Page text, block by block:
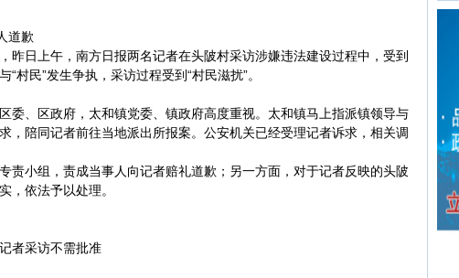
道歉
日上午，南方日报两名记者在头陂村采访涉嫌违法建设过程中，受到
村民”发生争执，采访过程受到“村民滋扰”。
、区政府，太和镇党委、镇政府高度重视。太和镇马上指派镇领导与
，陪同记者前往当地派出所报案。公安机关已经受理记者诉求，相关调
小组，责成当事人向记者赔礼道歉；另一方面，对于记者反映的头陂
，依法予以处理。
者采访不需批准